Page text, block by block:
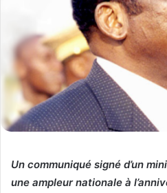
Un communiqué signé d’un
une ampleur nationale à